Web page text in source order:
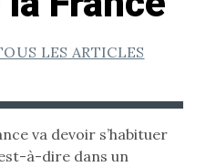
LES ARTICLES
va devoir s’habituer
à-dire dans un